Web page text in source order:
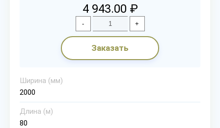
4 943.00 ₽
- +
Заказать
Ширина (мм)
2000
Длина (м)
80